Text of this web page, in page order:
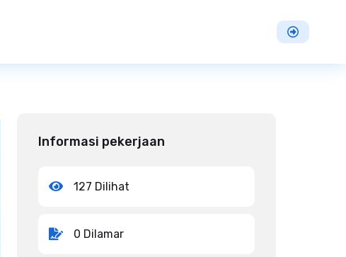
Informasi pekerjaan
127 Dilihat
0 Dilamar